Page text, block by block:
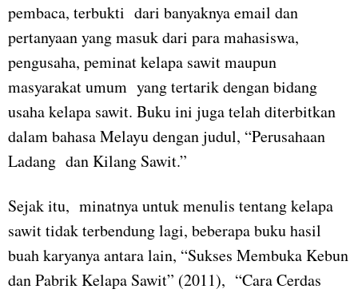
pembaca, terbukti dari banyaknya email dan
pertanyaan yang masuk dari para mahasiswa,
pengusaha, peminat kelapa sawit maupun
masyarakat umum yang tertarik dengan bidang
usaha kelapa sawit. Buku ini juga telah diterbitkan
dalam bahasa Melayu dengan judul, “Perusahaan
Ladang dan Kilang Sawit.”
Sejak itu, minatnya untuk menulis tentang kelapa
sawit tidak terbendung lagi, beberapa buku hasil
buah karyanya antara lain, “Sukses Membuka Kebun
dan Pabrik Kelapa Sawit” (2011), “Cara Cerdas